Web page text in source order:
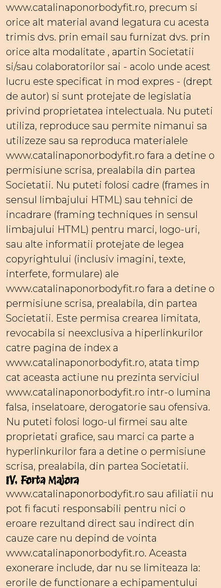
www.catalinaponorbodyfit.ro, precum si
orice alt material avand legatura cu acesta
trimis dvs. prin email sau furnizat dvs. prin
orice alta modalitate , apartin Societatii
si/sau colaboratorilor sai - acolo unde acest
lucru este specificat in mod expres - (drept
de autor) si sunt protejate de legislatia
privind proprietatea intelectuala. Nu puteti
utiliza, reproduce sau permite nimanui sa
utilizeze sau sa reproduca materialele
www.catalinaponorbodyfit.ro fara a detine o
permisiune scrisa, prealabila din partea
Societatii. Nu puteti folosi cadre (frames in
sensul limbajului HTML) sau tehnici de
incadrare (framing techniques in sensul
limbajului HTML) pentru marci, logo-uri,
sau alte informatii protejate de legea
copyrightului (inclusiv imagini, texte,
interfete, formulare) ale
www.catalinaponorbodyfit.ro fara a detine o
permisiune scrisa, prealabila, din partea
Societatii. Este permisa crearea limitata,
revocabila si neexclusiva a hiperlinkurilor
catre pagina de index a
www.catalinaponorbodyfit.ro, atata timp
cat aceasta actiune nu prezinta serviciul
www.catalinaponorbodyfit.ro intr-o lumina
falsa, inselatoare, derogatorie sau ofensiva.
Nu puteti folosi logo-ul firmei sau alte
proprietati grafice, sau marci ca parte a
hyperlinkurilor fara a detine o permisiune
scrisa, prealabila, din partea Societatii.
IV. Forta Majora
www.catalinaponorbodyfit.ro sau afiliatii nu
pot fi facuti responsabili pentru nici o
eroare rezultand direct sau indirect din
cauze care nu depind de vointa
www.catalinaponorbodyfit.ro. Aceasta
exonerare include, dar nu se limiteaza la:
erorile de functionare a echipamentului